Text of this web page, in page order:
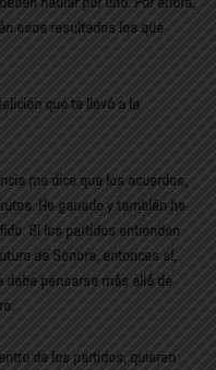
esos resultados los que
que te llevó a la
me dice que los acuerdos,
He ganado y también he
Si los partidos entienden
de Sonora, entonces sí,
debe pensarse más allá de
de los partidos, quieren